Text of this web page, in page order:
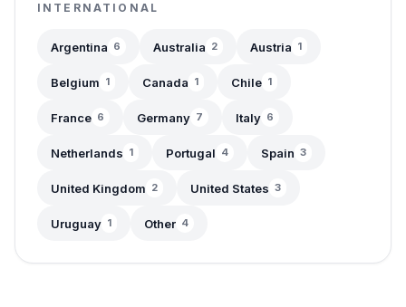
INTERNATIONAL
Argentina 6 Australia 2 Austria 1
Belgium 1 Canada 1 Chile 1
France 6 Germany 7 Italy 6
Netherlands 1 Portugal 4 Spain 3
United Kingdom 2 United States 3
Uruguay 1 Other 4